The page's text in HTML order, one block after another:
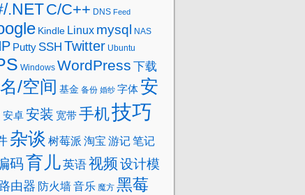
.NETC/C++ DNS Feed
Kindle Linux mysql NAS
Putty SSH Twitter Ubuntu
Windows WordPress 下载
/空间 基金 备份 婚纱 字体 安
安卓安装 宽带手机技巧
杂谈 树莓派 淘宝 游记笔记
码育儿英语视频设计模
由器 防火墙音乐 魔方 黑莓